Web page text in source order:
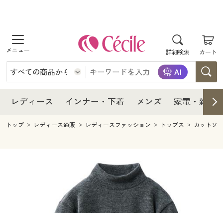
詳細検索 カート
商品を探す
レディース
レディースファッション
インナー・下着
インナー・下着通販すべて
ジュニア・ティーンズ下着
メンズ
寝具・インテリア・家具
寝具・インテリア・家具通販すべて
レディース インナー・下着 メンズ 家電・雑貨
レディース
レディース通販すべて
レディースファッション
インナー・下着
インナー・下着通販すべて
ジュニア・ティーンズ下着
メンズ
キッチン・雑貨・日用品
寝具・インテリア・家具通販すべて
美容・健康通販すべて
制服・スクール
トップ レディース通販 レディースファッション トップス カットソ